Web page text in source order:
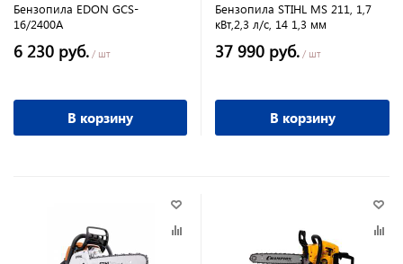
Бензопила EDON GCS-
16/2400A
6 230 руб. / шт
В корзину
Бензопила STIHL MS 211, 1,7
кВт,2,3 л/с, 14 1,3 мм
37 990 руб. / шт
В корзину